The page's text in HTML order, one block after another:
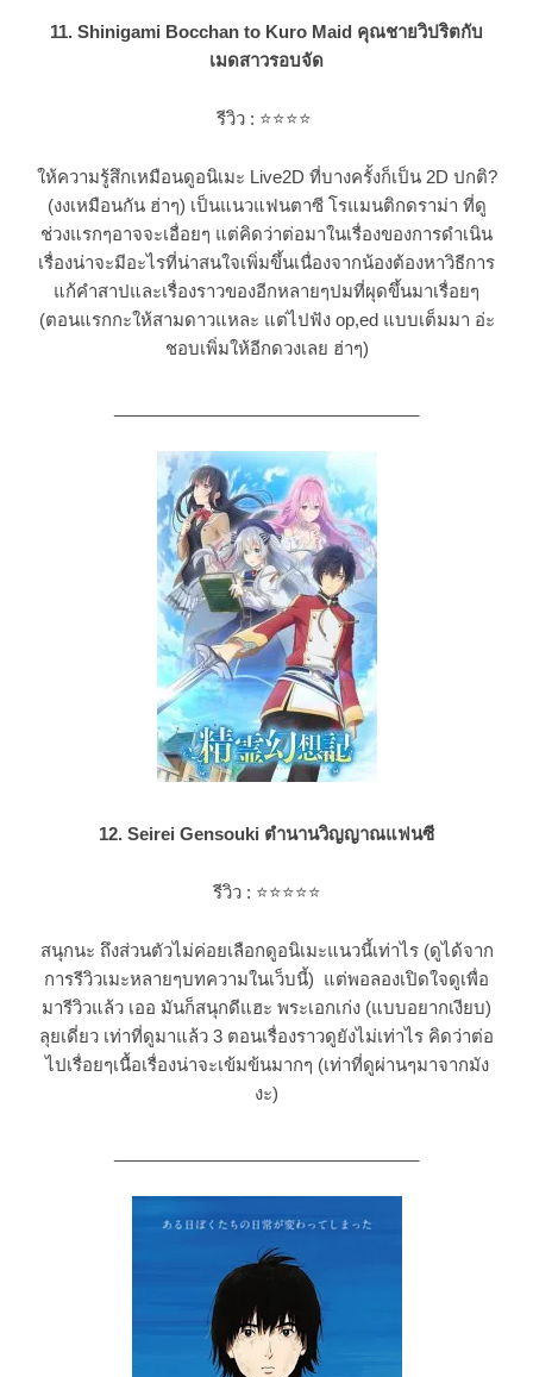
11. Shinigami Bocchan to Kuro Maid คุณชายวิปริตกับ
เมดสาวรอบจัด
รีวิว : ⭐⭐⭐⭐
ให้ความรู้สึกเหมือนดูอนิเมะ Live2D ที่บางครั้งก็เป็น 2D ปกติ?
(งงเหมือนกัน ฮ่าๆ) เป็นแนวแฟนตาซี โรแมนติกดราม่า ที่ดู
ช่วงแรกๆอาจจะเอื่อยๆ แต่คิดว่าต่อมาในเรื่องของการดำเนิน
เรื่องน่าจะมีอะไรที่น่าสนใจเพิ่มขึ้นเนื่องจากน้องต้องหาวิธีการ
แก้คำสาปและเรื่องราวของอีกหลายๆปมที่ผุดขึ้นมาเรื่อยๆ
(ตอนแรกกะให้สามดาวแหละ แต่ไปฟัง op,ed แบบเต็มมา อ่ะ
ชอบเพิ่มให้อีกดวงเลย ฮ่าๆ)
12. Seirei Gensouki ตำนานวิญญาณแฟนซี
รีวิว : ⭐⭐⭐⭐⭐
สนุกนะ ถึงส่วนตัวไม่ค่อยเลือกดูอนิเมะแนวนี้เท่าไร (ดูได้จาก
การรีวิวเมะหลายๆบทความในเว็บนี้) แต่พอลองเปิดใจดูเพื่อ
มารีวิวแล้ว เออ มันก็สนุกดีแฮะ พระเอกเก่ง (แบบอยากเงียบ)
ลุยเดี่ยว เท่าที่ดูมาแล้ว 3 ตอนเรื่องราวดูยังไม่เท่าไร คิดว่าต่อ
ไปเรื่อยๆเนื้อเรื่องน่าจะเข้มข้นมากๆ (เท่าที่ดูผ่านๆมาจากมัง
งะ)